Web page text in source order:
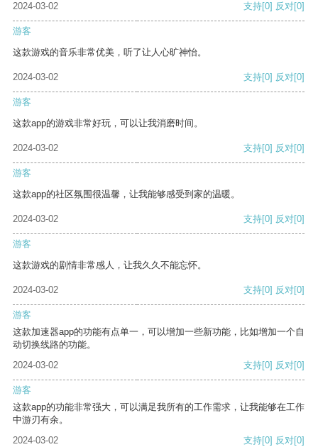
2024-03-02
支持[0] 反对[0]
游客
这款游戏的音乐非常优美，听了让人心旷神怡。
2024-03-02 支持[0] 反对[0]
游客
这款app的游戏非常好玩，可以让我消磨时间。
2024-03-02 支持[0] 反对[0]
游客
这款app的社区氛围很温馨，让我能够感受到家的温暖。
2024-03-02 支持[0] 反对[0]
游客
这款游戏的剧情非常感人，让我久久不能忘怀。
2024-03-02 支持[0] 反对[0]
游客
这款加速器app的功能有点单一，可以增加一些新功能，比如增加一个自
动切换线路的功能。
2024-03-02
支持[0] 反对[0]
游客
这款app的功能非常强大，可以满足我所有的工作需求，让我能够在工作
中游刃有余。
2024-03-02
支持[0] 反对[0]